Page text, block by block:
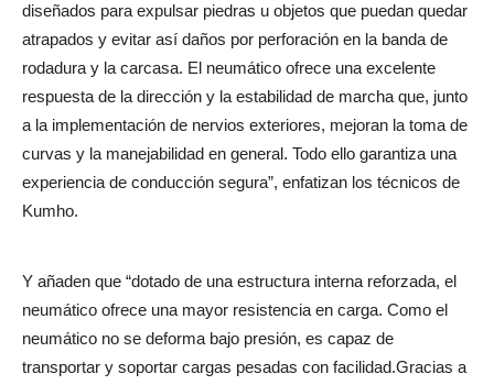
diseñados para expulsar piedras u objetos que puedan quedar
atrapados y evitar así daños por perforación en la banda de
rodadura y la carcasa. El neumático ofrece una excelente
respuesta de la dirección y la estabilidad de marcha que, junto
a la implementación de nervios exteriores, mejoran la toma de
curvas y la manejabilidad en general. Todo ello garantiza una
experiencia de conducción segura”, enfatizan los técnicos de
Kumho.
Y añaden que “dotado de una estructura interna reforzada, el
neumático ofrece una mayor resistencia en carga. Como el
neumático no se deforma bajo presión, es capaz de
transportar y soportar cargas pesadas con facilidad.Gracias a